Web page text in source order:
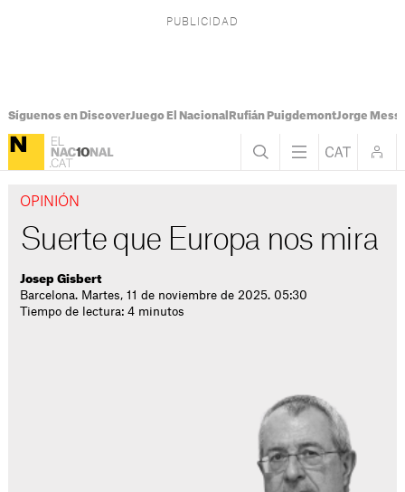
Síguenos en DiscoverJuego El Nacional Rufián PuigdemontJorge Messi
OPINIÓN
Suerte que Europa nos mira
Josep Gisbert
Barcelona. Martes, 11 de noviembre de 2025. 05:30
Tiempo de lectura: 4 minutos